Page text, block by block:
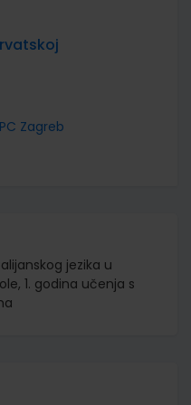
Zagreb
jezika u
1. godina učenja s